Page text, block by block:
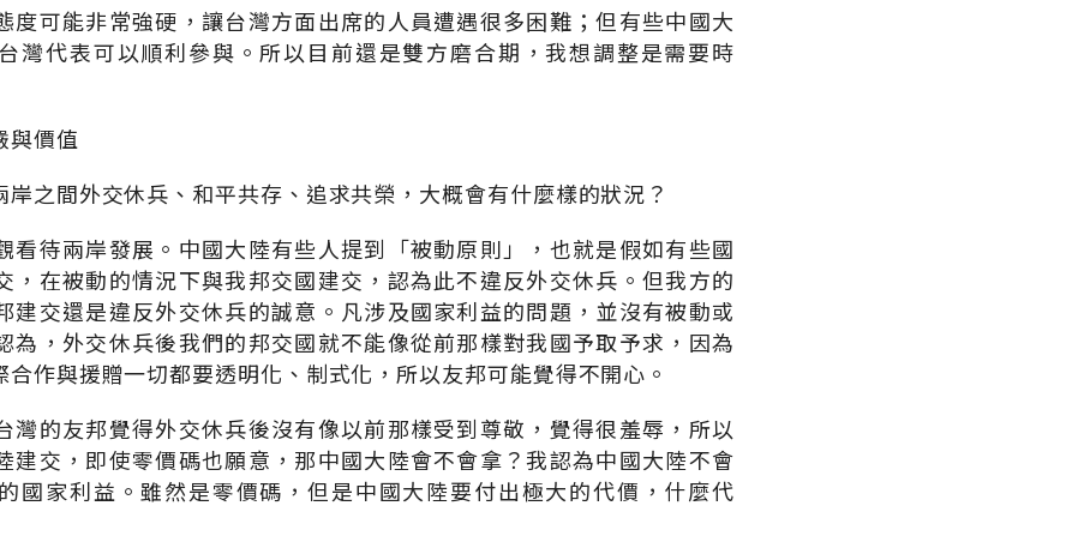
度可能非常強硬，讓台灣方面出席的人員遭遇很多困難；但有些中國大
灣代表可以順利參與。所以目前還是雙方磨合期，我想調整是需要時
與價值
之間外交休兵、和平共存、追求共榮，大概會有什麼樣的狀況？
看待兩岸發展。中國大陸有些人提到「被動原則」，也就是假如有些國
，在被動的情況下與我邦交國建交，認為此不違反外交休兵。但我方的
建交還是違反外交休兵的誠意。凡涉及國家利益的問題，並沒有被動或
為，外交休兵後我們的邦交國就不能像從前那樣對我國予取予求，因為
作與援贈一切都要透明化、制式化，所以友邦可能覺得不開心。
灣的友邦覺得外交休兵後沒有像以前那樣受到尊敬，覺得很羞辱，所以
建交，即使零價碼也願意，那中國大陸會不會拿？我認為中國大陸不會
國家利益。雖然是零價碼，但是中國大陸要付出極大的代價，什麼代